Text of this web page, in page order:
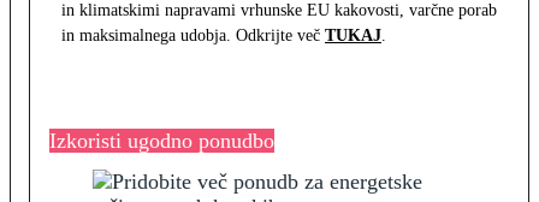
in klimatskimi napravami vrhunske EU kakovosti, varčne porabe
in maksimalnega udobja. Odkrijte več TUKAJ.
Izkoristi ugodno ponudbo